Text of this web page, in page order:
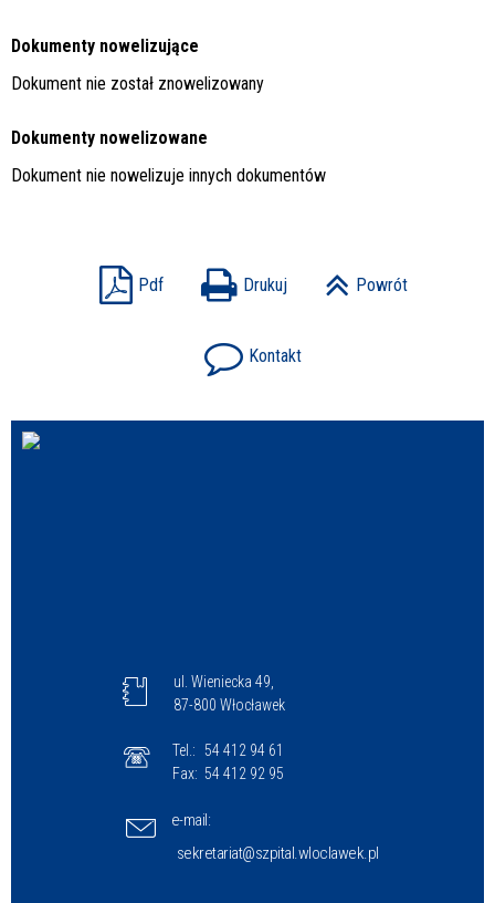
Dokumenty nowelizujące
Dokument nie został znowelizowany
Dokumenty nowelizowane
Dokument nie nowelizuje innych dokumentów
Pdf Drukuj Powrót
Kontakt
ul. Wieniecka 49,
87-800 Włocławek
Tel.: 54 412 94 61
Fax: 54 412 92 95
e-mail:
sekretariat@szpital.wloclawek.pl